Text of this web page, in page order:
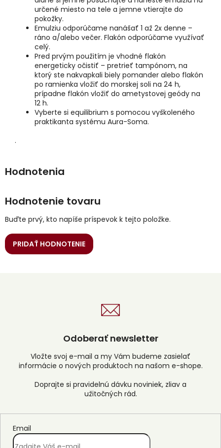
určené miesto na tele a jemne vtierajte do
pokožky.
Emulziu odporúčame nanášať 1 až 2x denne –
ráno a/alebo večer. Flakón odporúčame využívať
celý.
Pred prvým použitím je vhodné flakón
energeticky očistiť – pretrieť tampónom, na
ktorý ste nakvapkali biely pomander alebo flakón
po ramienka vložiť do morskej soli na 24 h,
prípadne flakón vložiť do ametystovej geódy na
12 h.
Vyberte si equilibrium s pomocou vyškoleného
praktikanta systému Aura-Soma.
.
Hodnotenie tovaru
Buďte prvý, kto napíše príspevok k tejto položke.
PRIDAŤ HODNOTENIE
Odoberať newsletter
Vložte svoj e-mail a my Vám budeme zasielať
informácie o nových produktoch na našom e-shope.
Email